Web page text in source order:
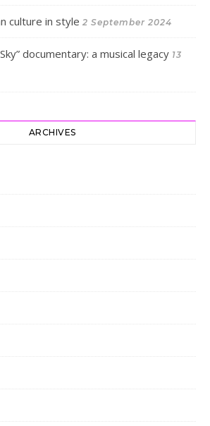
culture in style 2 September 2024
documentary: a musical legacy 13
ARCHIVES